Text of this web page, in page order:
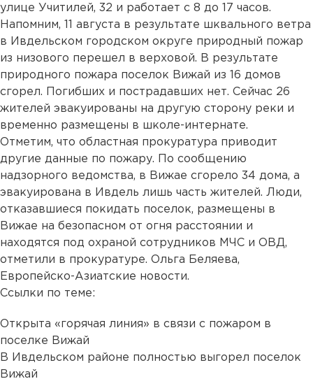
улице Учитилей, 32 и работает с 8 до 17 часов.
Напомним, 11 августа в результате шквального ветра
в Ивдельском городском округе природный пожар
из низового перешел в верховой. В результате
природного пожара поселок Вижай из 16 домов
сгорел. Погибших и пострадавших нет. Сейчас 26
жителей эвакуированы на другую сторону реки и
временно размещены в школе-интернате.
Отметим, что областная прокуратура приводит
другие данные по пожару. По сообщению
надзорного ведомства, в Вижае сгорело 34 дома, а
эвакуирована в Ивдель лишь часть жителей. Люди,
отказавшиеся покидать поселок, размещены в
Вижае на безопасном от огня расстоянии и
находятся под охраной сотрудников МЧС и ОВД,
отметили в прокуратуре. Ольга Беляева,
Европейско-Азиатские новости.
Ссылки по теме:
Открыта «горячая линия» в связи с пожаром в
поселке Вижай
В Ивдельском районе полностью выгорел поселок
Вижай